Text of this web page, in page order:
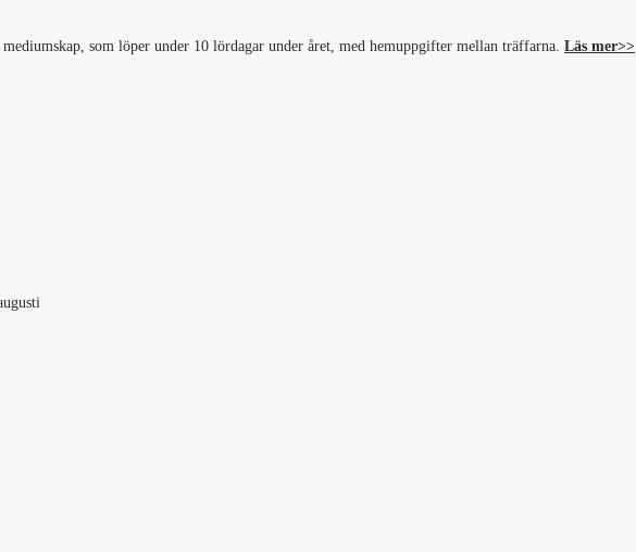
som löper under 10 lördagar under året, med hemuppgifter mellan träffarna. Läs mer>>